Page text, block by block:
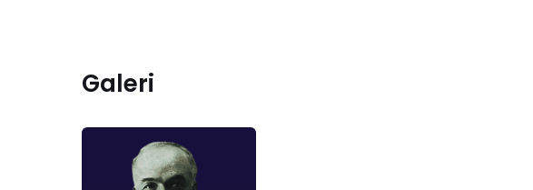
Galeri